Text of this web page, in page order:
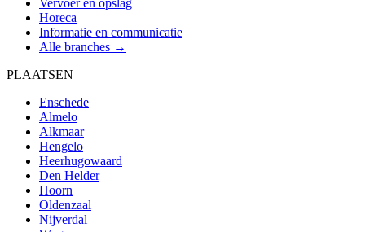
Vervoer en opslag
Horeca
Informatie en communicatie
Alle branches →
PLAATSEN
Enschede
Almelo
Alkmaar
Hengelo
Heerhugowaard
Den Helder
Hoorn
Oldenzaal
Nijverdal